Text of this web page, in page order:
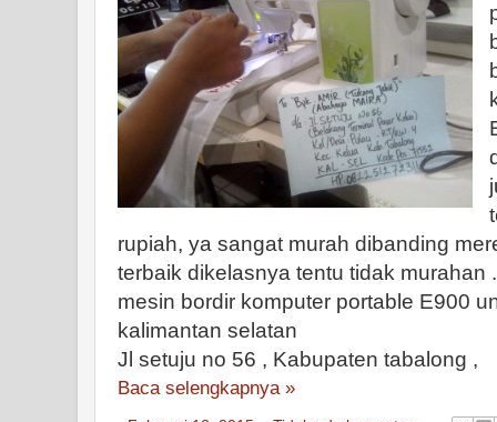
rupiah, ya sangat murah dibanding
terbaik dikelasnya tentu tidak murahan
mesin bordir komputer portable E900
kalimantan selatan
Jl setuju no 56 , Kabupaten tabalong ,
Baca selengkapnya »